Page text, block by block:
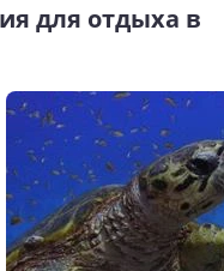
для отдыха в